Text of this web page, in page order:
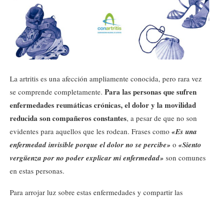
La artritis es una afección ampliamente conocida, pero rara vez
se comprende completamente. Para las personas que sufren
enfermedades reumáticas crónicas, el dolor y la movilidad
reducida son compañeros constantes, a pesar de que no son
evidentes para aquellos que les rodean. Frases como «Es una
enfermedad invisible porque el dolor no se percibe» o «Siento
vergüenza por no poder explicar mi enfermedad» son comunes
en estas personas.
Para arrojar luz sobre estas enfermedades y compartir las